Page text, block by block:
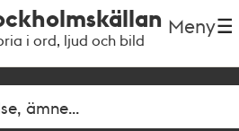
i ord, ljud och bild
Meny